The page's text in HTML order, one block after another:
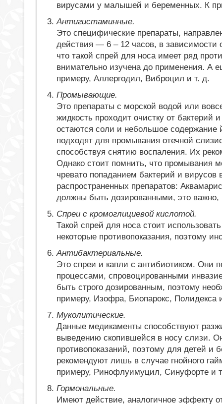
вирусами у малышей и беременных. К
Антигистаминные.
Это специфические препараты,
действия — 6 – 12 часов, в зависимости
что такой спрей для носа имеет ряд
внимательно изучена до применения. А
примеру, Аллергодил, Виброцил и т. д.
Промывающие.
Это препараты с морской водой или
жидкость проходит очистку от бактерий
остаются соли и небольшое содержание
подходят для промывания отечной
способствуя снятию воспаления. Их
Однако стоит помнить, что промывания
чревато попаданием бактерий и
распространенных препаратов:
должны быть дозированными, это
Спреи с кромоглициевой кислотой.
Такой спрей для носа стоит
некоторые противопоказания, поэтому
Антибактериальные.
Это спреи и капли с антибиотиком. Они
процессами, спровоцированными
быть строго дозированным, поэтому
примеру, Изофра, Биопарокс, Полидекса
Муколитические.
Данные медикаменты способствуют
выведению скопившейся в носу слизи.
противопоказаний, поэтому для детей и
рекомендуют лишь в случае гнойного
примеру, Ринофлуимуцил, Синуфорте и
Гормональные.
Имеют действие, аналогичное эффекту